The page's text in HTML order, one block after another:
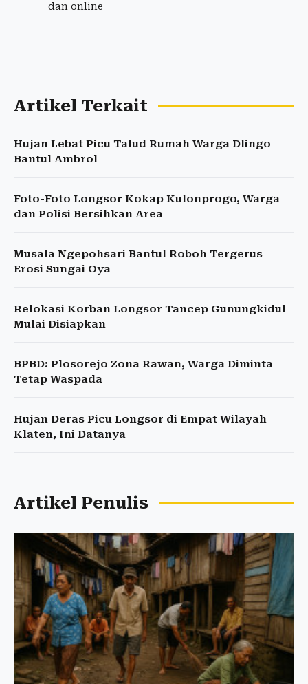
dan online
Artikel Terkait
Hujan Lebat Picu Talud Rumah Warga Dlingo
Bantul Ambrol
Foto-Foto Longsor Kokap Kulonprogo, Warga
dan Polisi Bersihkan Area
Musala Ngepohsari Bantul Roboh Tergerus
Erosi Sungai Oya
Relokasi Korban Longsor Tancep Gunungkidul
Mulai Disiapkan
BPBD: Plosorejo Zona Rawan, Warga Diminta
Tetap Waspada
Hujan Deras Picu Longsor di Empat Wilayah
Klaten, Ini Datanya
Artikel Penulis